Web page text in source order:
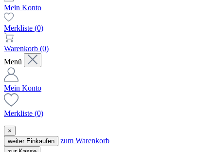
Mein Konto
Merkliste (0)
Warenkorb (0)
Menü
Mein Konto
Merkliste (0)
×
weiter Einkaufen
zum Warenkorb